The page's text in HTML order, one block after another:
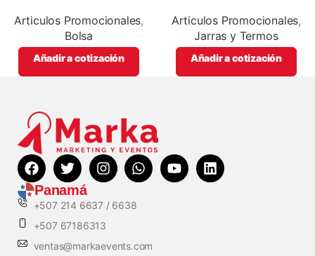
con impresión full color.
Articulos Promocionales,
Bolsa
Añadir a cotización
promocionales
Articulos Promocionales,
Jarras y Termos
Añadir a cotización
Panamá
+507 214 6637 / 6638
+507 67186313
ventas@markaevents.com